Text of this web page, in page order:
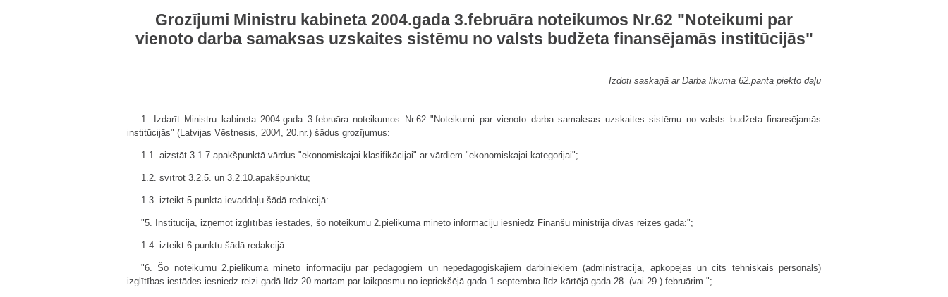
Grozījumi Ministru kabineta 2004.gada 3.februāra noteikumos Nr.62 "Noteikumi par
vienoto darba samaksas uzskaites sistēmu no valsts budžeta finansējamās institūcijās"
Izdoti saskaņā ar Darba likuma 62.panta piekto daļu
1. Izdarīt Ministru kabineta 2004.gada 3.februāra noteikumos Nr.62 "Noteikumi par vienoto darba samaksas uzskaites sistēmu no valsts budžeta finansējamās
institūcijās" (Latvijas Vēstnesis, 2004, 20.nr.) šādus grozījumus:
1.1. aizstāt 3.1.7.apakšpunktā vārdus "ekonomiskajai klasifikācijai" ar vārdiem "ekonomiskajai kategorijai";
1.2. svītrot 3.2.5. un 3.2.10.apakšpunktu;
1.3. izteikt 5.punkta ievaddaļu šādā redakcijā:
"5. Institūcija, izņemot izglītības iestādes, šo noteikumu 2.pielikumā minēto informāciju iesniedz Finanšu ministrijā divas reizes gadā:";
1.4. izteikt 6.punktu šādā redakcijā:
"6. Šo noteikumu 2.pielikumā minēto informāciju par pedagogiem un nepedagoģiskajiem darbiniekiem (administrācija, apkopējas un cits tehniskais personāls)
izglītības iestādes iesniedz reizi gadā līdz 20.martam par laikposmu no iepriekšējā gada 1.septembra līdz kārtējā gada 28. (vai 29.) februārim.";